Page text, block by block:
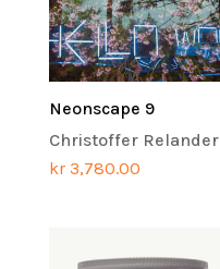
Neonscape 9
Christoffer Relander
kr3,780.00